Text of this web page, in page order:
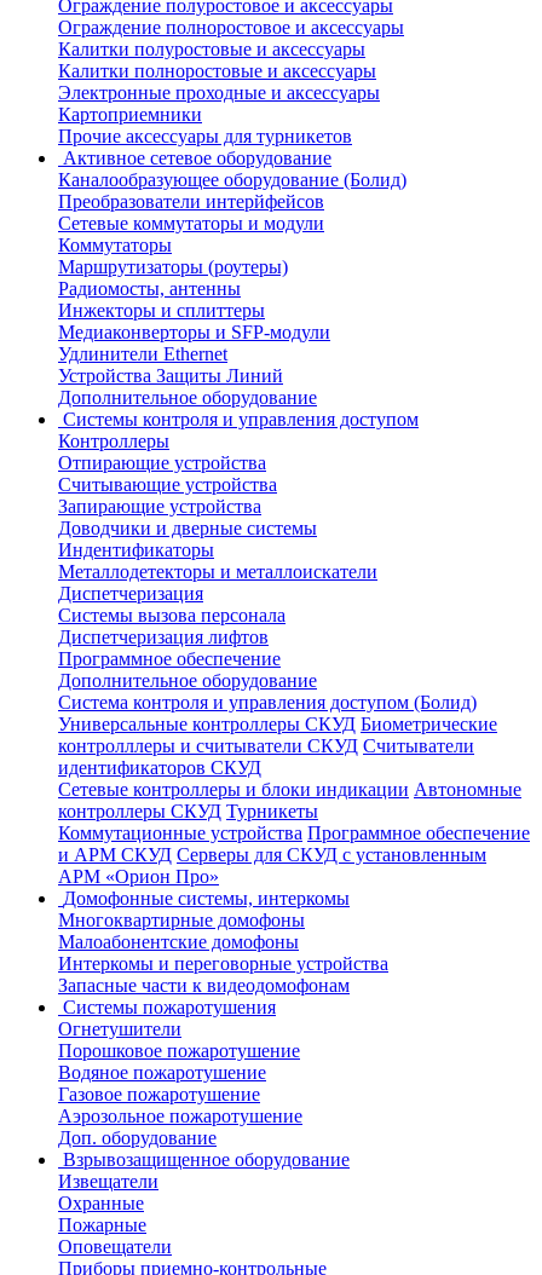
Ограждение полуростовое и аксессуары
Ограждение полноростовое и аксессуары
Калитки полуростовые и аксессуары
Калитки полноростовые и аксессуары
Электронные проходные и аксессуары
Картоприемники
Прочие аксессуары для турникетов
Активное сетевое оборудование
Каналообразующее оборудование (Болид)
Преобразователи интерйфейсов
Сетевые коммутаторы и модули
Коммутаторы
Маршрутизаторы (роутеры)
Радиомосты, антенны
Инжекторы и сплиттеры
Медиаконверторы и SFP-модули
Удлинители Ethernet
Устройства Защиты Линий
Дополнительное оборудование
Системы контроля и управления доступом
Контроллеры
Отпирающие устройства
Считывающие устройства
Запирающие устройства
Доводчики и дверные системы
Индентификаторы
Металлодетекторы и металлоискатели
Диспетчеризация
Системы вызова персонала
Диспетчеризация лифтов
Программное обеспечение
Дополнительное оборудование
Система контроля и управления доступом (Болид)
Универсальные контроллеры СКУД Биометрические
контролллеры и считыватели СКУД Считыватели
идентификаторов СКУД
Сетевые контроллеры и блоки индикации Автономные
контроллеры СКУД Турникеты
Коммутационные устройства Программное обеспечение
и АРМ СКУД Серверы для СКУД с установленным
АРМ «Орион Про»
Домофонные системы, интеркомы
Многоквартирные домофоны
Малоабонентские домофоны
Интеркомы и переговорные устройства
Запасные части к видеодомофонам
Системы пожаротушения
Огнетушители
Порошковое пожаротушение
Водяное пожаротушение
Газовое пожаротушение
Аэрозольное пожаротушение
Доп. оборудование
Взрывозащищенное оборудование
Извещатели
Охранные
Пожарные
Оповещатели
Приборы приемно-контрольные